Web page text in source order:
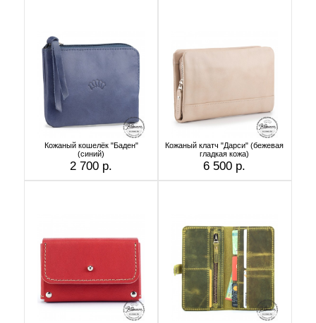
Кожаный кошелёк "Баден"
(синий)
2 700 р.
Кожаный клатч "Дарси" (бежевая
гладкая кожа)
6 500 р.